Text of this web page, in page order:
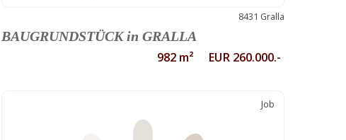
8431 Gralla
BAUGRUNDSTÜCK in GRALLA
982 m² EUR 260.000.-
Job